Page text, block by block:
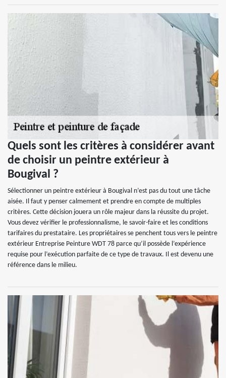
Quels sont les critères à considérer avant
de choisir un peintre extérieur à
Bougival ?
Sélectionner un peintre extérieur à Bougival n’est pas du tout une tâche
aisée. Il faut y penser calmement et prendre en compte de multiples
critères. Cette décision jouera un rôle majeur dans la réussite du projet.
Vous devez vérifier le professionnalisme, le savoir-faire et les conditions
tarifaires du prestataire. Les propriétaires se penchent tous vers le peintre
extérieur Entreprise Peinture WDT 78 parce qu’il possède l’expérience
requise pour l’exécution parfaite de ce type de travaux. Il est devenu une
référence dans le milieu.